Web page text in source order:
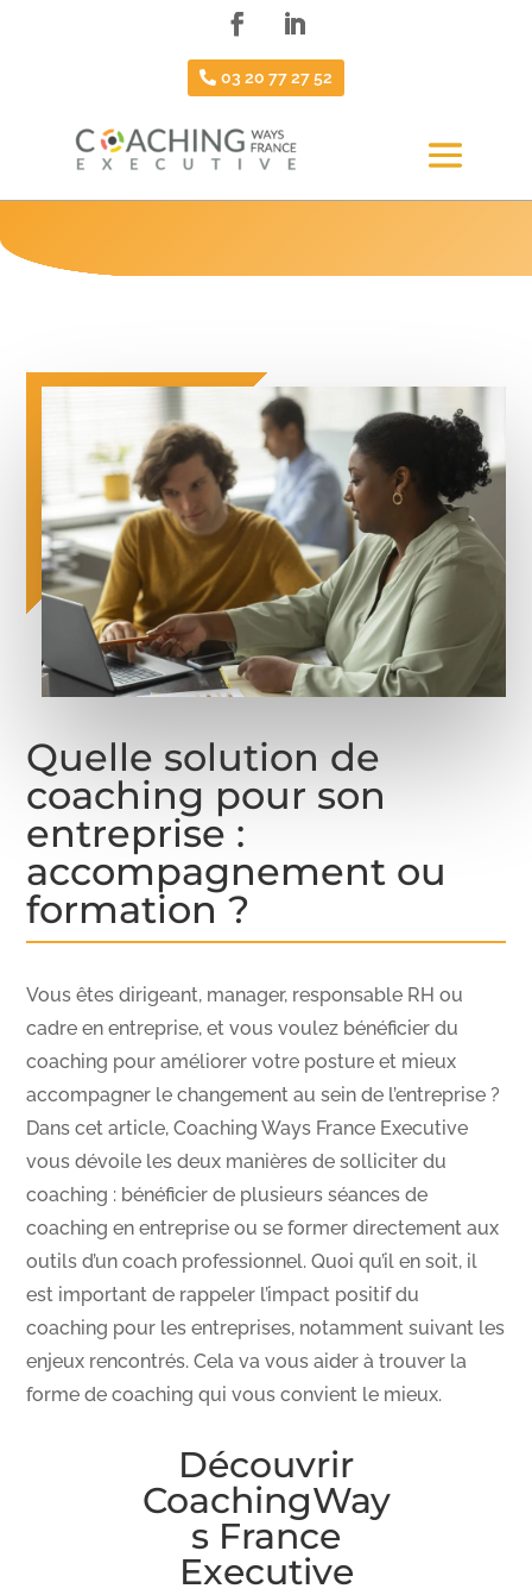
03 20 77 27 52
Quelle solution de
coaching pour son
entreprise :
accompagnement ou
formation ?
Vous êtes dirigeant, manager, responsable RH ou
cadre en entreprise, et vous voulez bénéficier du
coaching pour améliorer votre posture et mieux
accompagner le changement au sein de l’entreprise ?
Dans cet article, Coaching Ways France Executive
vous dévoile les deux manières de solliciter du
coaching : bénéficier de plusieurs séances de
coaching en entreprise ou se former directement aux
outils d’un coach professionnel. Quoi qu’il en soit, il
est important de rappeler l’impact positif du
coaching pour les entreprises, notamment suivant les
enjeux rencontrés. Cela va vous aider à trouver la
forme de coaching qui vous convient le mieux.
Découvrir
CoachingWay
s France
Executive